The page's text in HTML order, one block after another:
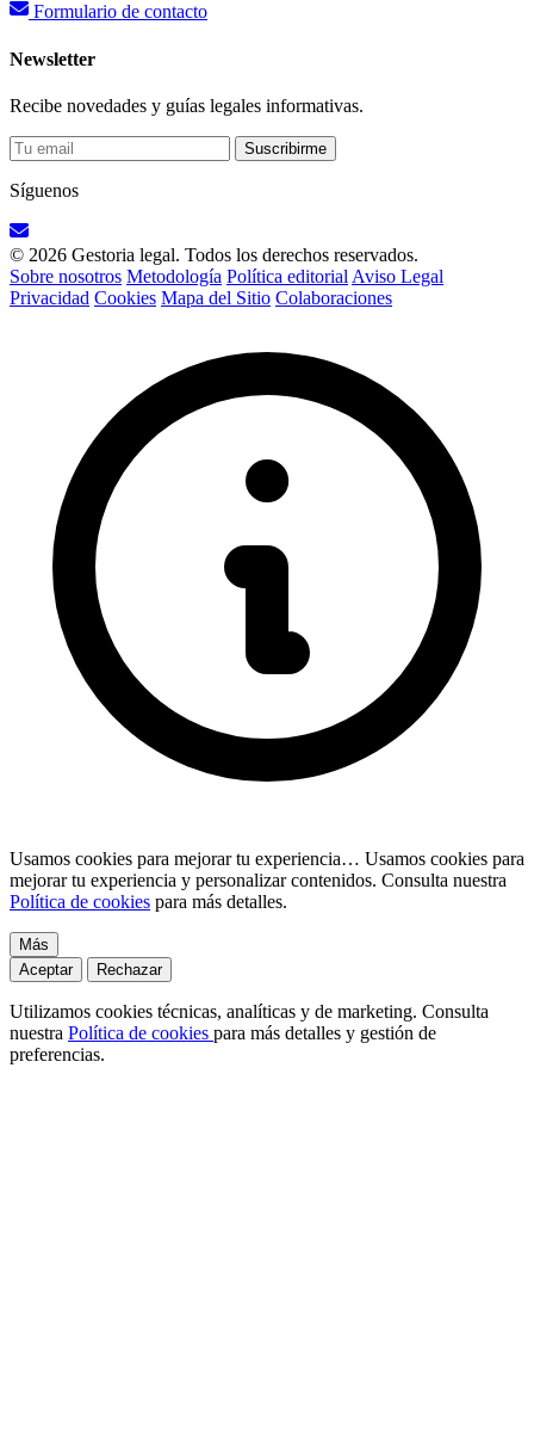
Formulario de contacto
Newsletter
Recibe novedades y guías legales informativas.
Suscribirme
Síguenos
© 2026 Gestoria legal. Todos los derechos reservados.
Sobre nosotros Metodología Política editorial Aviso Legal
Privacidad Cookies Mapa del Sitio Colaboraciones
Usamos cookies para mejorar tu experiencia… Usamos cookies para
mejorar tu experiencia y personalizar contenidos. Consulta nuestra
Política de cookies para más detalles.
Más
Aceptar
Rechazar
Utilizamos cookies técnicas, analíticas y de marketing. Consulta
nuestra Política de cookies para más detalles y gestión de
preferencias.